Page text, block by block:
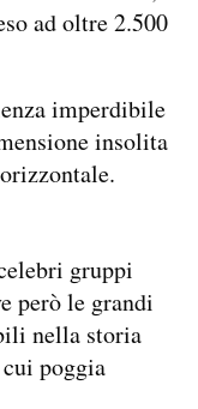
ad oltre 2.500
imperdibile
insolita
gruppi
però le grandi
nella storia
poggia